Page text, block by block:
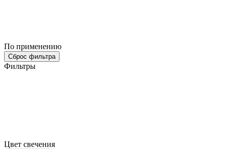
По применению
Сброс фильтра
Фильтры
Цвет свечения